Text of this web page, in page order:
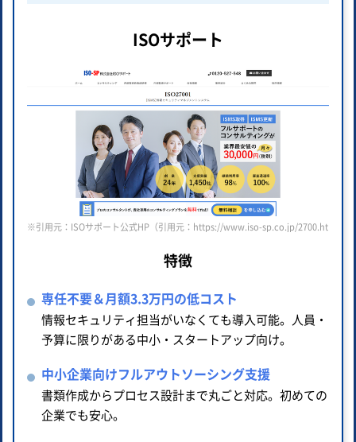
ISOサポート
※引用元：ISOサポート公式HP（引用元：https://www.iso-sp.co.jp/2700.html ）
特徴
専任不要＆月額3.3万円の低コスト
情報セキュリティ担当がいなくても導入可能。人員・
予算に限りがある中小・スタートアップ向け。
中小企業向けフルアウトソーシング支援
書類作成からプロセス設計まで丸ごと対応。初めての
企業でも安心。